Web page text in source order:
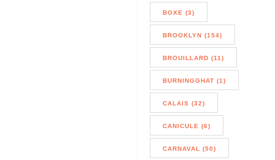
BOXE (3)
BROOKLYN (154)
BROUILLARD (11)
BURNINGGHAT (1)
CALAIS (32)
CANICULE (6)
CARNAVAL (50)